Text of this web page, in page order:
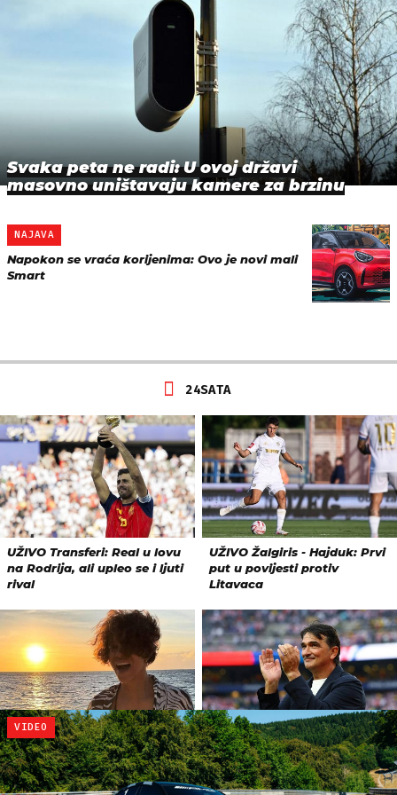
Svaka peta ne radi: U ovoj državi
masovno uništavaju kamere za brzinu
NAJAVA
Napokon se vraća korijenima: Ovo je novi mali
Smart
VIDEO